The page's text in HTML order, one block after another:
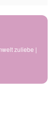
zuliebe |